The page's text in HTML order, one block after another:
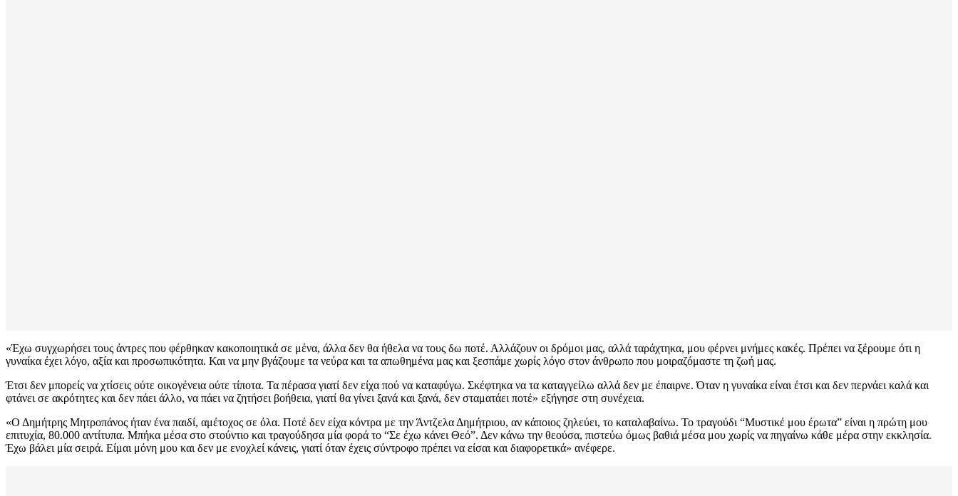
«Έχω συγχωρήσει τους άντρες που φέρθηκαν κακοποιητικά σε μένα, άλλα δεν θα ήθελα να τους δω ποτέ. Αλλάζουν οι δρόμοι μας, αλλά ταράχτηκα, μου φέρνει μνήμες κακές. Πρέπει να ξέρουμε ότι η
γυναίκα έχει λόγο, αξία και προσωπικότητα. Και να μην βγάζουμε τα νεύρα και τα απωθημένα μας και ξεσπάμε χωρίς λόγο στον άνθρωπο που μοιραζόμαστε τη ζωή μας.
Έτσι δεν μπορείς να χτίσεις ούτε οικογένεια ούτε τίποτα. Τα πέρασα γιατί δεν είχα πού να καταφύγω. Σκέφτηκα να τα καταγγείλω αλλά δεν με έπαιρνε. Όταν η γυναίκα είναι έτσι και δεν περνάει καλά και
φτάνει σε ακρότητες και δεν πάει άλλο, να πάει να ζητήσει βοήθεια, γιατί θα γίνει ξανά και ξανά, δεν σταματάει ποτέ» εξήγησε στη συνέχεια.
«Ο Δημήτρης Μητροπάνος ήταν ένα παιδί, αμέτοχος σε όλα. Ποτέ δεν είχα κόντρα με την Άντζελα Δημήτριου, αν κάποιος ζηλεύει, το καταλαβαίνω. Το τραγούδι “Μυστικέ μου έρωτα” είναι η πρώτη μου
επιτυχία, 80.000 αντίτυπα. Μπήκα μέσα στο στούντιο και τραγούδησα μία φορά το “Σε έχω κάνει Θεό”. Δεν κάνω την θεούσα, πιστεύω όμως βαθιά μέσα μου χωρίς να πηγαίνω κάθε μέρα στην εκκλησία.
Έχω βάλει μία σειρά. Είμαι μόνη μου και δεν με ενοχλεί κάνεις, γιατί όταν έχεις σύντροφο πρέπει να είσαι και διαφορετικά» ανέφερε.